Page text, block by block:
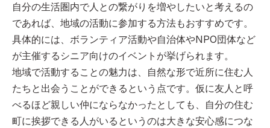
自分の生活圏内で人との繋がりを増やしたいと考えるの
であれば、地域の活動に参加する方法もおすすめです。
具体的には、ボランティア活動や自治体やNPO団体など
が主催するシニア向けのイベントが挙げられます。
地域で活動することの魅力は、自然な形で近所に住む人
たちと出会うことができるという点です。仮に友人と呼
べるほど親しい仲にならなかったとしても、自分の住む
町に挨拶できる人がいるというのは大きな安心感につな